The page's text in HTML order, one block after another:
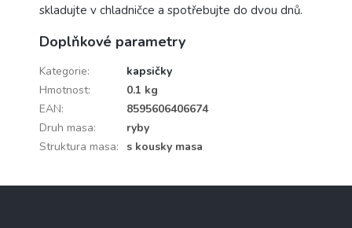
skladujte v chladničce a spotřebujte do dvou dnů.
Doplňkové parametry
Kategorie:
kapsičky
Hmotnost:
0.1 kg
EAN:
8595606406674
Druh masa:
ryby
Struktura masa: s kousky masa